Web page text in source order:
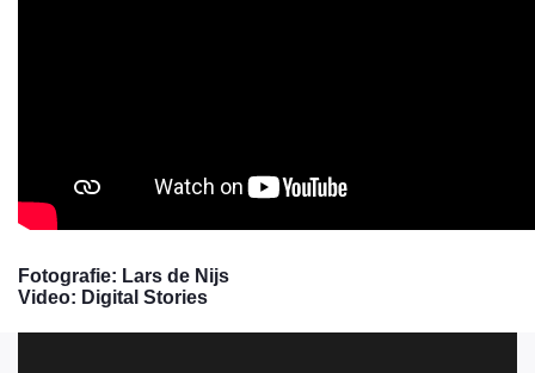
Fotografie: Lars de Nijs
Video: Digital Stories